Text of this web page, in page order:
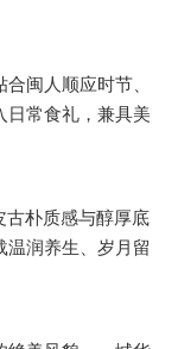
闽人顺应时节、
日常食礼，兼具美
古朴质感与醇厚底
温润养生、岁月留